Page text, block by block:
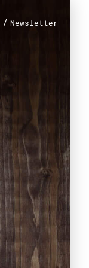
/ Newsletter